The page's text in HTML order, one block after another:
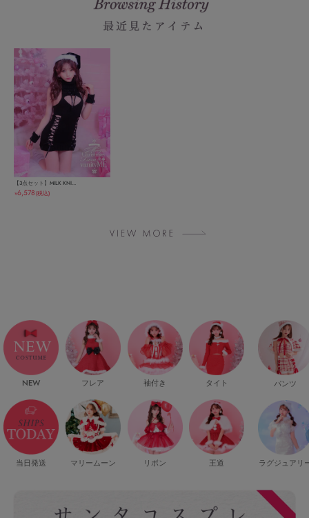
【3点セット】MILK KNI...
￥6,578(税込)
NEW
当日発送
フレア
マリームーン
袖付き
リボン
タイト
王道
パンツ
ラグジュアリ